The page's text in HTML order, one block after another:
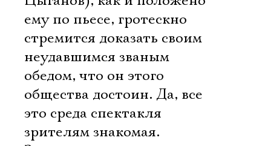
ему по пьесе, гротескно
стремится доказать своим
неудавшимся званым
обедом, что он этого
общества достоин. Да, все
это среда спектакля
зрителям знакомая.